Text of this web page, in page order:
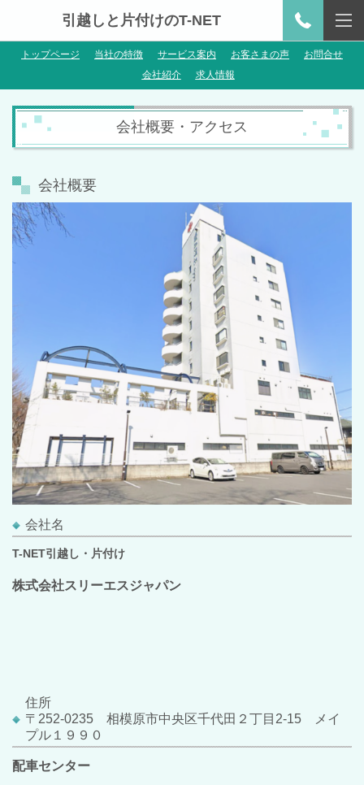
引越しと片付けのT-NET
トップページ 当社の特徴 サービス案内 お客さまの声
お問合せ
会社紹介
求人情報
会社概要・アクセス
会社概要
会社名
T-NET引越し・片付け
株式会社スリーエスジャパン
住所
〒252-0235 相模原市中央区千代田２丁目2-15 メイ
プル１９９０
配車センター